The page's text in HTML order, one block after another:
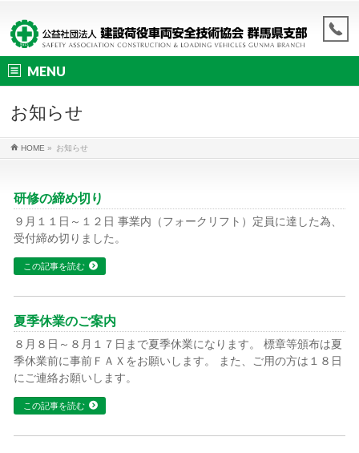
MENU
お知らせ
HOME » お知らせ
研修の締め切り
９月１１日～１２日 事業内（フォークリフト）定員に達した為、
受付締め切りました。
この記事を読む
夏季休業のご案内
８月８日～８月１７日まで夏季休業になります。 標章等頒布は夏
季休業前に事前ＦＡＸをお願いします。 また、ご用の方は１８日
にご連絡お願いします。
この記事を読む